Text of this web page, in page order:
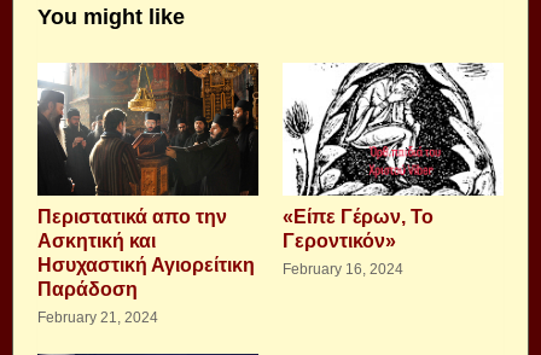
You might like
Περιστατικά απο την
Ασκητική και
Ησυχαστική Αγιορείτικη
Παράδοση
February 21, 2024
«Είπε Γέρων, Το
Γεροντικόν»
February 16, 2024